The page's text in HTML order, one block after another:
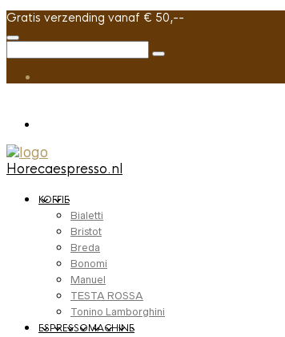
Gratis verzending vanaf € 50,--
Horecaespresso.nl
KOFFIE
Bialetti
Bristot
Breda
Bonomi
Manuel
TESTA ROSSA
Tonino Lamborghini
ESPRESSOMACHINE